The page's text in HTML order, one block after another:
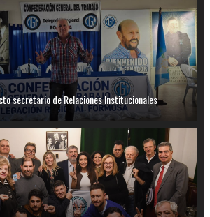
secretario de Relaciones Institucionales